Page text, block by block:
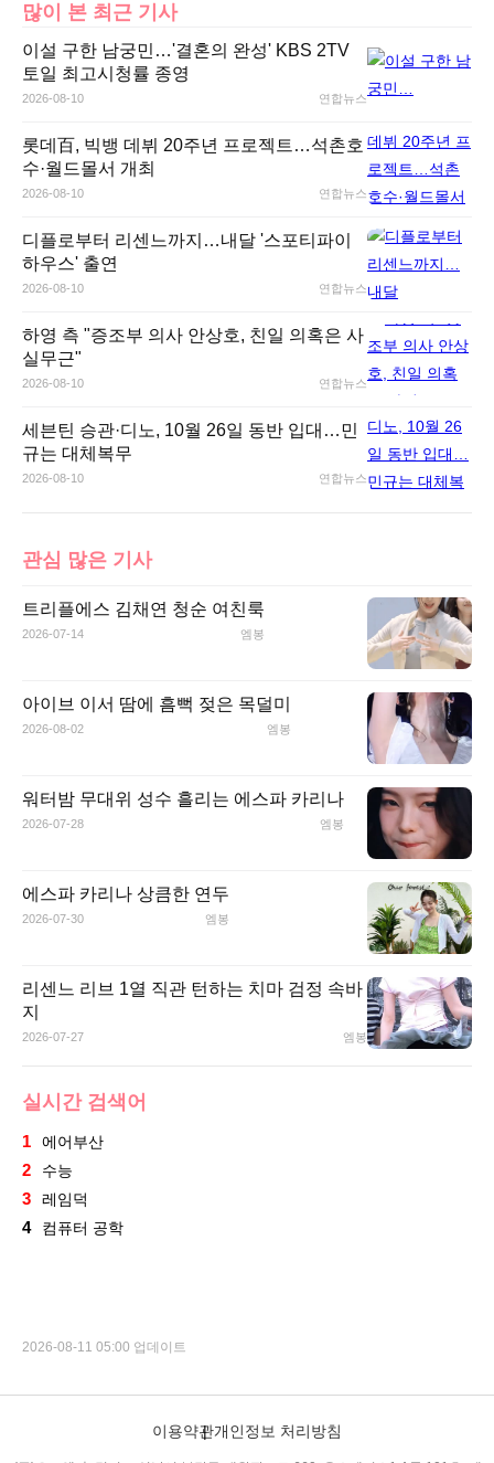
많이 본 최근 기사
이설 구한 남궁민…'결혼의 완성' KBS 2TV
토일 최고시청률 종영
2026-08-10 연합뉴스
롯데百, 빅뱅 데뷔 20주년 프로젝트…석촌호
수·월드몰서 개최
2026-08-10 연합뉴스
디플로부터 리센느까지…내달 '스포티파이
하우스' 출연
2026-08-10 연합뉴스
하영 측 "증조부 의사 안상호, 친일 의혹은 사
실무근"
2026-08-10 연합뉴스
세븐틴 승관·디노, 10월 26일 동반 입대…민
규는 대체복무
2026-08-10 연합뉴스
관심 많은 기사
트리플에스 김채연 청순 여친룩
2026-07-14 엠봉
아이브 이서 땀에 흠뻑 젖은 목덜미
2026-08-02 엠봉
워터밤 무대위 성수 흘리는 에스파 카리나
2026-07-28 엠봉
에스파 카리나 상큼한 연두
2026-07-30 엠봉
리센느 리브 1열 직관 턴하는 치마 검정 속바
지
2026-07-27 엠봉
실시간 검색어
1 에어부산
2 수능
3 레임덕
4 컴퓨터 공학
2026-08-11 05:00 업데이트
이용약관개인정보 처리방침